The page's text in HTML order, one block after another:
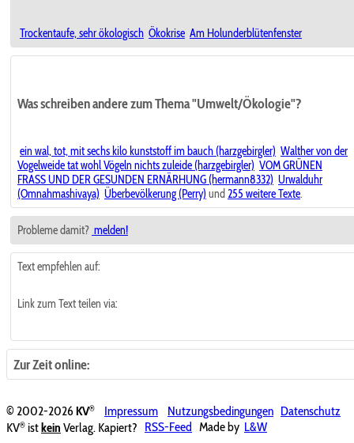
Trockentaufe, sehr ökologisch Ökokrise Am Holunderblütenfenster
Was schreiben andere zum Thema "Umwelt/Ökologie"?
ein wal, tot, mit sechs kilo kunststoff im bauch (harzgebirgler) Walther von der
Vogelweide tat wohl Vögeln nichts zuleide (harzgebirgler) VOM GRÜNEN
FRASS UND DER GESUNDEN ERNÄRHUNG (hermann8332) Urwalduhr
(Omnahmashivaya) Überbevölkerung (Perry) und 255 weitere Texte.
Probleme damit? melden!
Text empfehlen auf:
Link zum Text teilen via:
Zur Zeit online:
© 2002-2026KV® Impressum Nutzungsbedingungen Datenschutz
KV® istkein Verlag. Kapiert? RSS-Feed Made by L&W